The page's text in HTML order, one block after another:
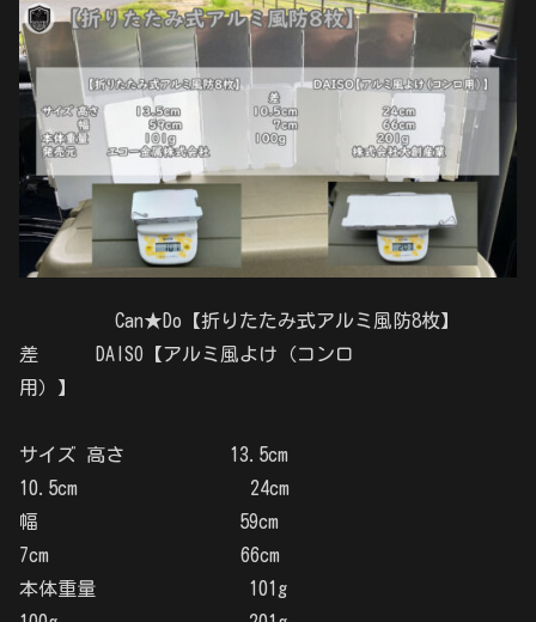
Can★Do【折りたたみ式アルミ風防8枚】
差 DAISO【アルミ風よけ（コンロ
用）】
サイズ 高さ 13.5cm
10.5cm 24cm
幅 59cm
7cm 66cm
本体重量 101g